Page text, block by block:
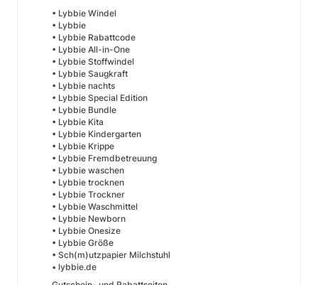
• Lybbie Windel
• Lybbie
• Lybbie Rabattcode
• Lybbie All-in-One
• Lybbie Stoffwindel
• Lybbie Saugkraft
• Lybbie nachts
• Lybbie Special Edition
• Lybbie Bundle
• Lybbie Kita
• Lybbie Kindergarten
• Lybbie Krippe
• Lybbie Fremdbetreuung
• Lybbie waschen
• Lybbie trocknen
• Lybbie Trockner
• Lybbie Waschmittel
• Lybbie Newborn
• Lybbie Onesize
• Lybbie Größe
• Sch(m)utzpapier Milchstuhl
• lybbie.de